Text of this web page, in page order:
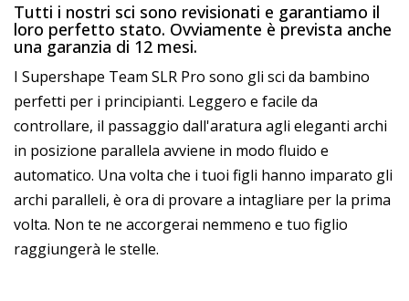
Tutti i nostri sci sono revisionati e garantiamo il
loro perfetto stato. Ovviamente è prevista anche
una garanzia di 12 mesi.
I Supershape Team SLR Pro sono gli sci da bambino
perfetti per i principianti. Leggero e facile da
controllare, il passaggio dall'aratura agli eleganti archi
in posizione parallela avviene in modo fluido e
automatico. Una volta che i tuoi figli hanno imparato gli
archi paralleli, è ora di provare a intagliare per la prima
volta. Non te ne accorgerai nemmeno e tuo figlio
raggiungerà le stelle.